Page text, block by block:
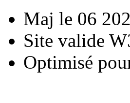
Maj le 06
Site valide
Optimisé